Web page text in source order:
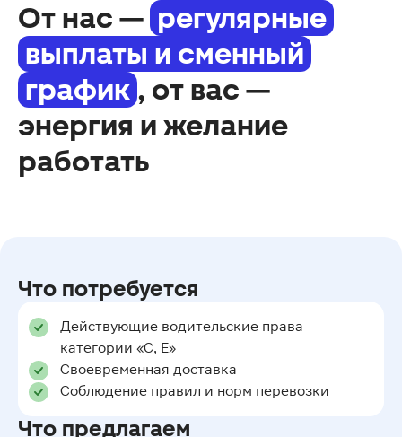
От нас — регулярные
выплаты и сменный
график , от вас —
энергия и желание
работать
Что потребуется
Действующие водительские права
категории «С, Е»
Своевременная доставка
Соблюдение правил и норм перевозки
Что предлагаем